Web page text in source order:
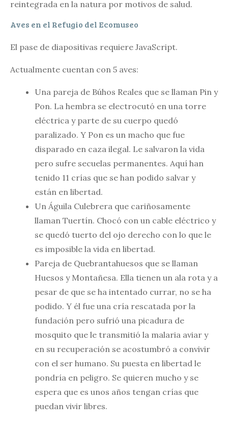
reintegrada en la natura por motivos de salud.
Aves en el Refugio del Ecomuseo
El pase de diapositivas requiere JavaScript.
Actualmente cuentan con 5 aves:
Una pareja de Búhos Reales que se llaman Pin y
Pon. La hembra se electrocutó en una torre
eléctrica y parte de su cuerpo quedó
paralizado. Y Pon es un macho que fue
disparado en caza ilegal. Le salvaron la vida
pero sufre secuelas permanentes. Aquí han
tenido 11 crías que se han podido salvar y
están en libertad.
Un Águila Culebrera que cariñosamente
llaman Tuertín. Chocó con un cable eléctrico y
se quedó tuerto del ojo derecho con lo que le
es imposible la vida en libertad.
Pareja de Quebrantahuesos que se llaman
Huesos y Montañesa. Ella tienen un ala rota y a
pesar de que se ha intentado currar, no se ha
podido. Y él fue una cría rescatada por la
fundación pero sufrió una picadura de
mosquito que le transmitió la malaria aviar y
en su recuperación se acostumbró a convivir
con el ser humano. Su puesta en libertad le
pondría en peligro. Se quieren mucho y se
espera que es unos años tengan crías que
puedan vivir libres.